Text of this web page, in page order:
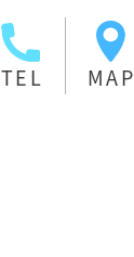
TEL MAP